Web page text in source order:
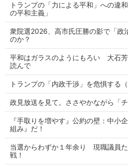
トランプの「力による平和」への
の平和主義」
衆院選2026、高市氏圧勝の影で「政
のか？
平和はガラスのようにもろい 大石
読んで
トランプの「内政干渉」を危惧する
政見放送を見て。ささやかながら「
『手取りを増やす』公約の壁：中小
組み』だ！
当選からわずか１年余り 現職議員
戦！